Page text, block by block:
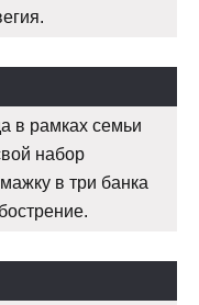
в рамках семьи
набор
в три банка